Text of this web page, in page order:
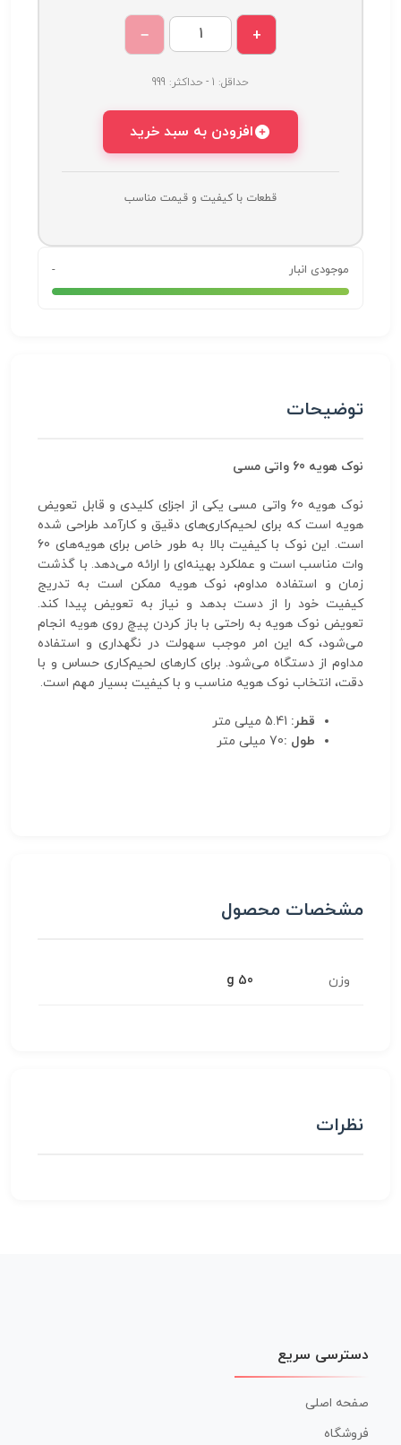
+
−
حداقل: 1 - حداکثر: 999
افزودن به سبد خرید
قطعات با کیفیت و قیمت مناسب
موجودی انبار -
توضیحات
نوک هویه 60 واتی مسی
نوک هویه 60 واتی مسی یکی از اجزای کلیدی و قابل تعویض
هویه است که برای لحیم‌کاری‌های دقیق و کارآمد طراحی شده
است. این نوک با کیفیت بالا به طور خاص برای هویه‌های 60
وات مناسب است و عملکرد بهینه‌ای را ارائه می‌دهد. با گذشت
زمان و استفاده مداوم، نوک هویه ممکن است به تدریج
کیفیت خود را از دست بدهد و نیاز به تعویض پیدا کند.
تعویض نوک هویه به راحتی با باز کردن پیچ روی هویه انجام
می‌شود، که این امر موجب سهولت در نگهداری و استفاده
مداوم از دستگاه می‌شود. برای کارهای لحیم‌کاری حساس و با
دقت، انتخاب نوک هویه مناسب و با کیفیت بسیار مهم است.
قطر:
طول :70 میلی متر
مشخصات محصول
وزن 50 g
نظرات
دسترسی سریع
صفحه اصلی
فروشگاه